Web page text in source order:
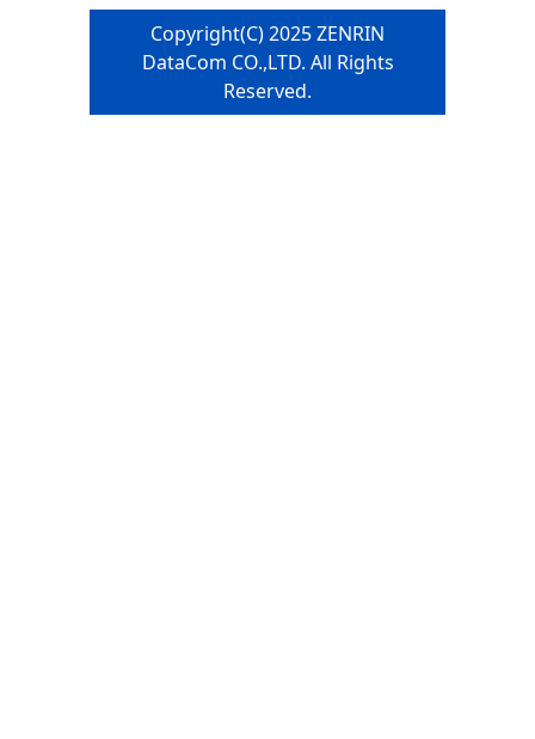
Copyright(C) 2025 ZENRIN
DataCom CO.,LTD. All Rights
Reserved.